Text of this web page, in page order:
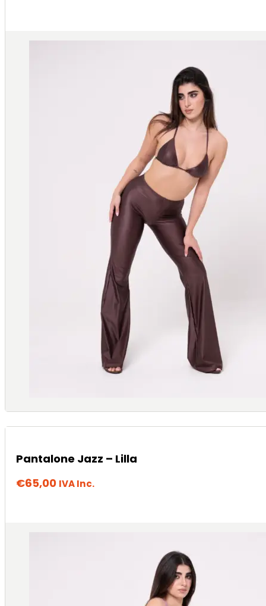
Pantalone Jazz – Lilla
€65,00 IVA Inc.